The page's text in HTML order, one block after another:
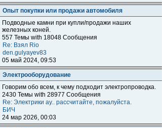
Опыт покупки или продажи автомобиля
Подводные камни при купли/продажи наших
железных коней.
557 Темы with 18048 Сообщения
Re: Взял Rio
den.gulyayev83
05 май 2024, 09:53
Электрооборудование
Говорим обо всем, к чему подходит электропроводка.
2430 Темы with 28977 Сообщения
Re: Электрики ау.. рассчитайте, пожалуйста.
БИЧ
24 мар 2026, 00:03